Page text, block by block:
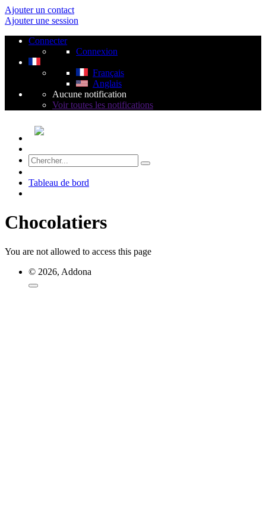
Ajouter un contact
Ajouter une session
Connecter
Connexion
Français
Anglais
Aucune notification
Voir toutes les notifications
Tableau de bord
Chocolatiers
You are not allowed to access this page
© 2026, Addona